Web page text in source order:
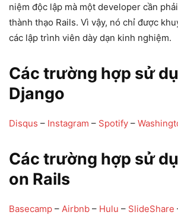
niệm độc lập mà một developer cần
thành thạo Rails. Vì vậy, nó chỉ được
các lập trình viên dày dạn kinh nghiệm.
Các trường hợp sử
Django
Disqus – Instagram – Spotify –
Các trường hợp sử
on Rails
Basecamp – Airbnb – Hulu – SlideShare